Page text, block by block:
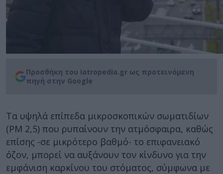
Προσθήκη του iatropedia.gr ως προτεινόμενη
πηγή στην Google
Τα υψηλά επίπεδα μικροσκοπικών σωματιδίων
(ΡΜ 2,5) που ρυπαίνουν την ατμόσφαιρα, καθώς
επίσης -σε μικρότερο βαθμό- το επιφανειακό
όζον, μπορεί να αυξάνουν τον κίνδυνο για την
εμφάνιση καρκίνου του στόματος, σύμφωνα με